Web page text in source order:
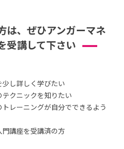
は、ぜひアンガーマネ
受講して下さい
し詳しく学びたい
クニックを知りたい
レーニングが自分でできるよう
講座を受講済の方